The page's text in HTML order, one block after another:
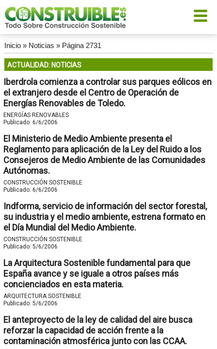
Inicio» Noticias » Página 2731
ACTUALIDAD: NOTICIAS
Iberdrola comienza a controlar sus parques eólicos en
el extranjero desde el Centro de Operación de
Energías Renovables de Toledo.
ENERGÍAS RENOVABLES
Publicado: 6/6/2006
El Ministerio de Medio Ambiente presenta el
Reglamento para aplicación de la Ley del Ruido a los
Consejeros de Medio Ambiente de las Comunidades
Autónomas.
CONSTRUCCIÓN SOSTENIBLE
Publicado: 6/6/2006
Indforma, servicio de información del sector forestal,
su industria y el medio ambiente, estrena formato en
el Día Mundial del Medio Ambiente.
CONSTRUCCIÓN SOSTENIBLE
Publicado: 5/6/2006
La Arquitectura Sostenible fundamental para que
España avance y se iguale a otros países más
concienciados en esta materia.
ARQUITECTURA SOSTENIBLE
Publicado: 5/6/2006
El anteproyecto de la ley de calidad del aire busca
reforzar la capacidad de acción frente a la
contaminación atmosférica junto con las CCAA.